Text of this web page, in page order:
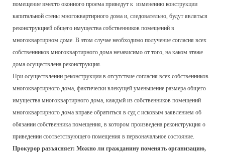
помещение вместо оконного проема приведут к изменению конструкции
капитальной стены многоквартирного дома и, следовательно, будут являться
реконструкцией общего имущества собственников помещений в
многоквартирном доме. В этом случае необходимо получение согласия всех
собственников многоквартирного дома независимо от того, на каком этаже
дома осуществлена реконструкция.
При осуществлении реконструкции в отсутствие согласия всех собственников
многоквартирного дома, фактически влекущей уменьшение размера общего
имущества многоквартирного дома, каждый из собственников помещений
многоквартирного дома вправе обратиться в суд с исковым заявлением об
обязании собственника помещения, в котором произведена реконструкция о
приведении соответствующего помещения в первоначальное состояние.
Прокурор разъясняет: Можно ли гражданину поменять организацию,